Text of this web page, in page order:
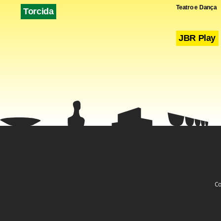
–
– Biologia
– Ciências
–
Torcida
Teatro e Dança
JBR Play